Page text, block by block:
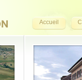
Accueil